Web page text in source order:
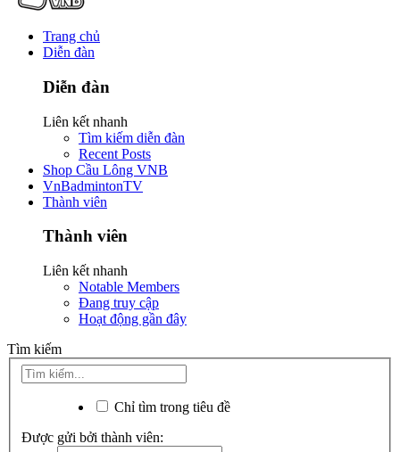
Trang chủ
Diễn đàn
Diễn đàn
Liên kết nhanh
Tìm kiếm diễn đàn
Recent Posts
Shop Cầu Lông VNB
VnBadmintonTV
Thành viên
Thành viên
Liên kết nhanh
Notable Members
Đang truy cập
Hoạt động gần đây
Tìm kiếm
Chỉ tìm trong tiêu đề
Được gửi bởi thành viên: